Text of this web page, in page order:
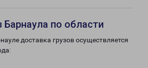
Барнаула по области
доставка грузов осуществляется